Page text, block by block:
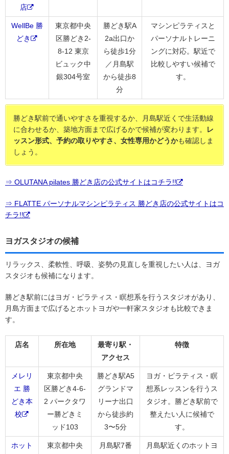
店
WellBe 勝
どき
東京都中央
区勝どき2-
8-12 東京
ビュック中
銀304号室
勝どき駅A
2a出口か
ら徒歩1分
／月島駅
から徒歩8
分
マシンピラティスと
パーソナルトレーニ
ングに対応。駅近で
比較しやすい候補で
す。
勝どき駅前で通いやすさを重視するか、月島駅近くで生活動線
に合わせるか、築地方面まで広げるかで候補が変わります。
レ
ッスン形式、予約の取りやすさ、女性専用かどうかも確認しま
しょう。
⇒ OLUTANA pilates 勝どき店の公式サイトはコチラ!!
⇒ FLATTE パーソナルマシンピラティス 勝どき店の公式サイトはコ
チラ!!
ヨガスタジオの候補
リラックス、柔軟性、呼吸、姿勢の見直しを重視したい人は、ヨガ
スタジオも候補になります。
勝どき駅前にはヨガ・ピラティス・瞑想系を行うスタジオがあり、
月島方面まで広げるとホットヨガや一軒家スタジオも比較できま
す。
店名 所在地
最寄り駅・
アクセス
特徴
メレリ
エ 勝
どき本
校
東京都中央
区勝どき4-6-
2 パークタワ
ー勝どきミ
ッド103
勝どき駅A5
グランドマ
リーナ出口
から徒歩約
3〜5分
ヨガ・ピラティス・瞑
想系レッスンを行うス
タジオ。勝どき駅前で
整えたい人に候補で
す。
ホット
東京都中央
月島駅7番
月島駅近くのホットヨ